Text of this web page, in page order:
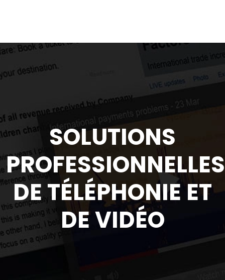
SOLUTIONS
PROFESSIONNELLES
DE TÉLÉPHONIE ET
DE VIDÉO